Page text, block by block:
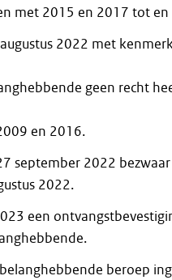
met 2015 en 2017 tot
2022 met
geen recht
en 2016.
september 2022
2022.
een
beroep